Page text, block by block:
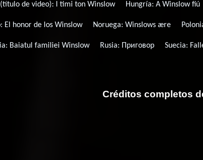
de video): I timi ton Winslow Hungría:A Winslow fiú
El honor de los Winslow Noruega:Winslows ære
Baiatul familiei Winslow Rusia: Приговор Suecia:
Créditos completos